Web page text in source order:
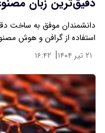
دقیق‌ترین زبان
دانشمندان موفق به ساخت
استفاده از گرافن و هوش
۲۱ تیر ۱۴۰۴ | ۱۶:۴۲